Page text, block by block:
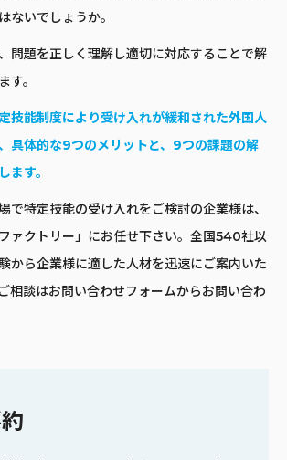
ないでしょうか。
問題を正しく理解し適切に対応することで解
す。
技能制度により受け入れが緩和された外国人
具体的な9つのメリットと、9つの課題の解
ます。
で特定技能の受け入れをご検討の企業様は、
ファクトリー」にお任せ下さい。全国540社以
から企業様に適した人材を迅速にご案内いた
相談はお問い合わせフォームからお問い合わ